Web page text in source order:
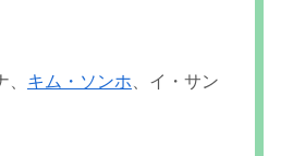
キム・ソンホ 、イ・サン